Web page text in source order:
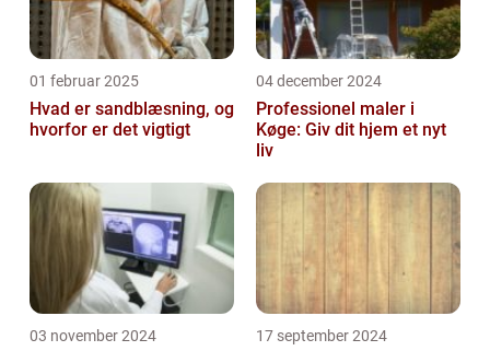
01 februar 2025
Hvad er sandblæsning, og
hvorfor er det vigtigt
04 december 2024
Professionel maler i
Køge: Giv dit hjem et nyt
liv
03 november 2024 17 september 2024